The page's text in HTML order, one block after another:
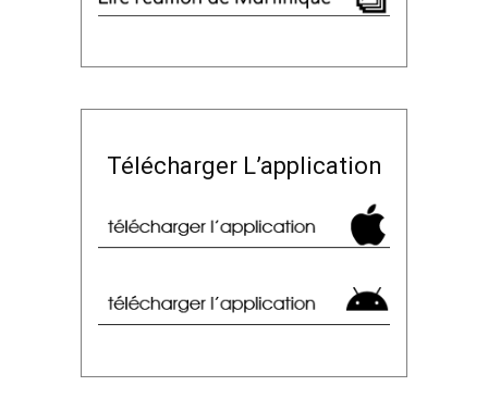
Télécharger L’application